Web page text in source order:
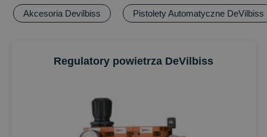
powietrza oraz regulatory, systemy masek ochronnych, kubki
do pistoletów natryskowych i węże.
Akcesoria Devilbiss Pistolety Automatyczne DeVilbiss
Regulatory powietrza DeVilbiss